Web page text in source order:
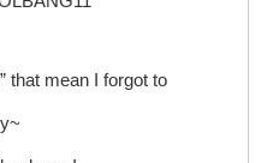
that mean I forgot to